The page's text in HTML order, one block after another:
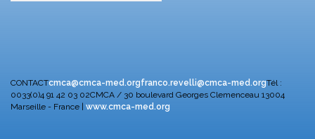
CONTACTcmca@cmca-med.orgfranco.revelli@cmca-med.orgTél :
0033(0)4 91 42 03 02CMCA / 30 boulevard Georges Clemenceau 13004
Marseille - France | www.cmca-med.org